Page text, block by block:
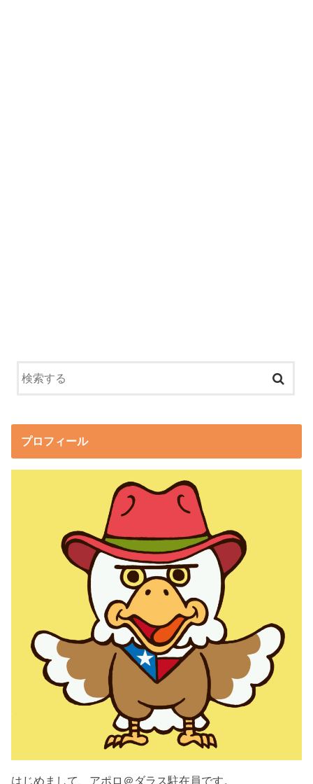
プロフィール
はじめまして、アポロ＠ダラス駐在員です。